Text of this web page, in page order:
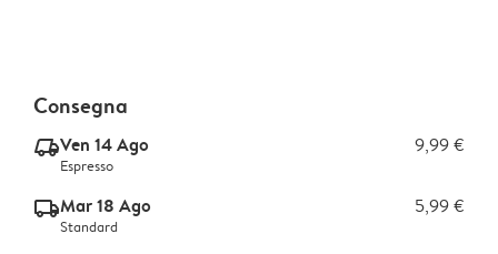
Consegna
delivery_express_v2Ven 14 Ago 9,99 €
Espresso
delivery_standard_v2Mar 18 Ago 5,99 €
Standard